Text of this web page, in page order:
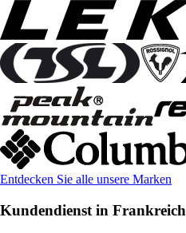
Entdecken Sie alle unsere Marken
Kundendienst in Frankreich